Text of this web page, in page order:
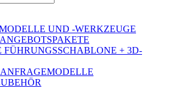
UND -WERKZEUGE
FÜHRUNGSSCHABLONE + 3D-